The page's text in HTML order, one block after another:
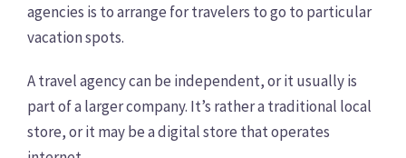
agencies is to arrange for travelers to go to particular
vacation spots.
A travel agency can be independent, or it usually is
part of a larger company. It’s rather a traditional local
store, or it may be a digital store that operates